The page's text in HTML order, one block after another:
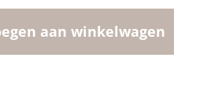
aan winkelwagen